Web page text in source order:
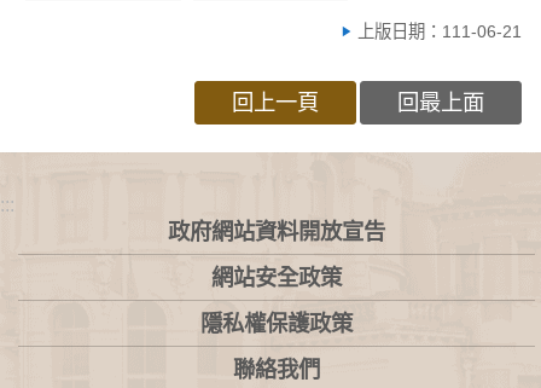
上版日期：111-06-21
回上一頁 回最上面
:::
政府網站資料開放宣告
網站安全政策
隱私權保護政策
聯絡我們